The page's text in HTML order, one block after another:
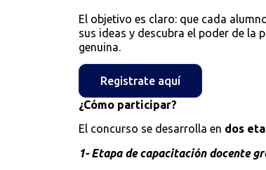
El objetivo es claro: que cada
sus ideas y descubra el poder de la
genuina.
Registrate aquí
¿Cómo participar?
El concurso se desarrolla en dos
1- Etapa de capacitación docente